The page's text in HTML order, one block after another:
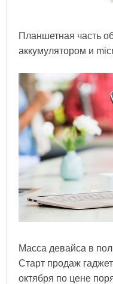
Планшетная часть
аккумулятором и
Масса девайса в
Старт продаж
октября по цене